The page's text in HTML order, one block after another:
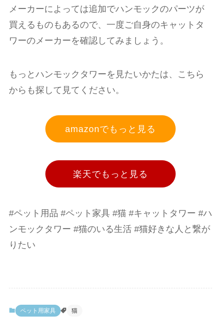
メーカーによっては追加でハンモックのパーツが
買えるものもあるので、一度ご自身のキャットタ
ワーのメーカーを確認してみましょう。
もっとハンモックタワーを見たいかたは、こちら
からも探して見てください。
amazonでもっと見る
楽天でもっと見る
#ペット用品 #ペット家具 #猫 #キャットタワー #ハ
ンモックタワー #猫のいる生活 #猫好きな人と繋が
りたい
ペット用家具 猫